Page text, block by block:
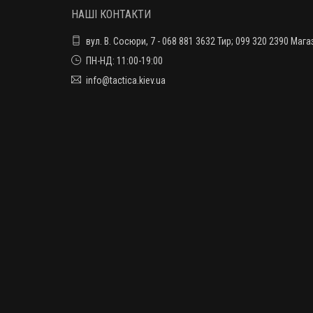
НАШІ КОНТАКТИ
вул. В. Сосюри, 7 - 068 881 3632 Тир; 099 320 2390
ПН-НД: 11:00-19:00
info@tactica.kiev.ua